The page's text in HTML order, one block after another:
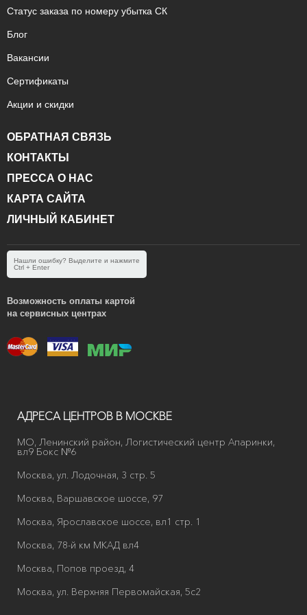
Статус заказа по номеру убытка СК
Блог
Вакансии
Сертификаты
Акции и скидки
ОБРАТНАЯ СВЯЗЬ
КОНТАКТЫ
ПРЕССА О НАС
КАРТА САЙТА
ЛИЧНЫЙ КАБИНЕТ
Нашли ошибку? Выделите и нажмите
Ctrl + Enter
Возможность оплаты картой
на сервисных центрах
АДРЕСА ЦЕНТРОВ В МОСКВЕ
МО, Ленинский район, Логистический центр Апаринки,
вл9 Бокс №6
Москва, ул. Лодочная, 3 стр. 5
Москва, Варшавское шоссе, 97
Москва, Ярославское шоссе, вл1 стр. 1
Москва, 78-й км МКАД вл4
Москва, Попов проезд, 4
Москва, ул. Верхняя Первомайская, 5с2